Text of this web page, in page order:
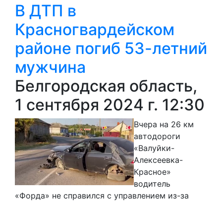
В ДТП в
Красногвардейском
районе погиб 53-летний
мужчина
Белгородская область,
1 сентября 2024 г. 12:30
Вчера на 26 км
автодороги
«Валуйки-
Алексеевка-
Красное»
водитель
«Форда» не справился с управлением из-за